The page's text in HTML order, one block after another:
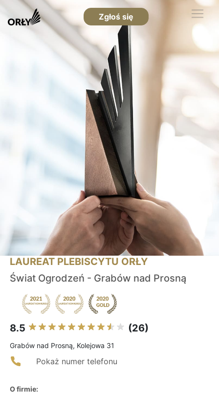
Zgłoś się
LAUREAT PLEBISCYTU ORŁY
Świat Ogrodzeń - Grabów nad Prosną
8.5 (26)
Grabów nad Prosną, Kolejowa 31
Pokaż numer telefonu
O firmie: